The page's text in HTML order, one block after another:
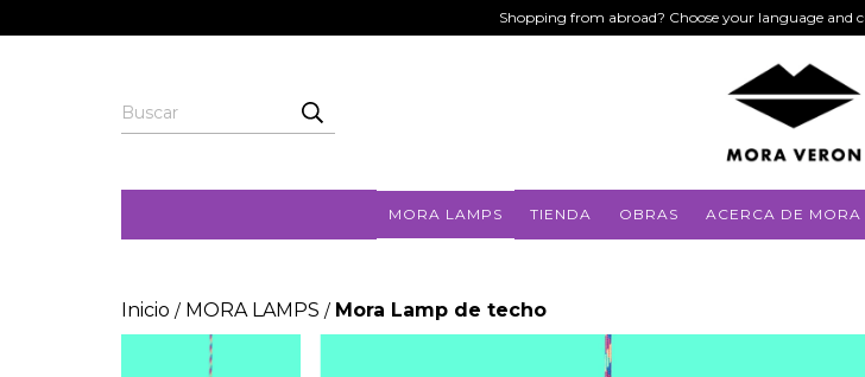
Shopping from abroad? Choose your language and
MORA LAMPS TIENDA OBRAS ACERCA DE MORA
Inicio / MORA LAMPS / Mora Lamp de techo